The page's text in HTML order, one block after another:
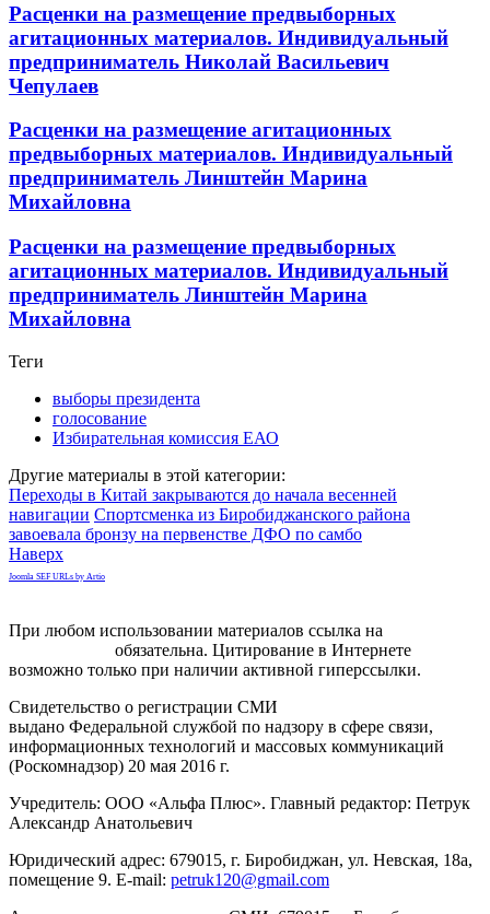
Расценки на размещение предвыборных
агитационных материалов. Индивидуальный
предприниматель Николай Васильевич
Чепулаев
Расценки на размещение агитационных
предвыборных материалов. Индивидуальный
предприниматель Линштейн Марина
Михайловна
Расценки на размещение предвыборных
агитационных материалов. Индивидуальный
предприниматель Линштейн Марина
Михайловна
Теги
выборы президента
голосование
Избирательная комиссия ЕАО
Другие материалы в этой категории:
Переходы в Китай закрываются до начала весенней
навигации Спортсменка из Биробиджанского района
завоевала бронзу на первенстве ДФО по самбо
Наверх
Joomla SEF URLs by Artio
При любом использовании материалов ссылка на
обязательна. Цитирование в Интернете
возможно только при наличии активной гиперссылки.
Свидетельство о регистрации СМИ
выдано Федеральной службой по надзору в сфере связи,
информационных технологий и массовых коммуникаций
(Роскомнадзор) 20 мая 2016 г.
Учредитель: ООО «Альфа Плюс». Главный редактор: Петрук
Александр Анатольевич
Юридический адрес: 679015, г. Биробиджан, ул. Невская, 18а,
помещение 9. E-mail: petruk120@gmail.com